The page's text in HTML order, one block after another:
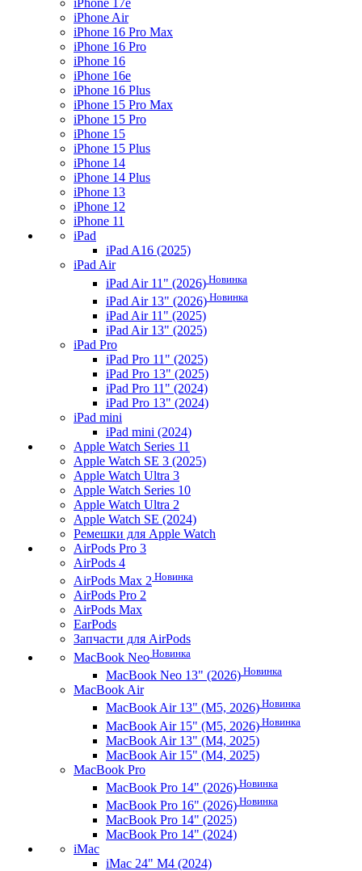
iPhone 17e
iPhone Air
iPhone 16 Pro Max
iPhone 16 Pro
iPhone 16
iPhone 16e
iPhone 16 Plus
iPhone 15 Pro Max
iPhone 15 Pro
iPhone 15
iPhone 15 Plus
iPhone 14
iPhone 14 Plus
iPhone 13
iPhone 12
iPhone 11
iPad
iPad A16 (2025)
iPad Air
iPad Air 11" (2026) Новинка
iPad Air 13" (2026) Новинка
iPad Air 11" (2025)
iPad Air 13" (2025)
iPad Pro
iPad Pro 11" (2025)
iPad Pro 13" (2025)
iPad Pro 11" (2024)
iPad Pro 13" (2024)
iPad mini
iPad mini (2024)
Apple Watch Series 11
Apple Watch SE 3 (2025)
Apple Watch Ultra 3
Apple Watch Series 10
Apple Watch Ultra 2
Apple Watch SE (2024)
Ремешки для Apple Watch
AirPods Pro 3
AirPods 4
AirPods Max 2 Новинка
AirPods Pro 2
AirPods Max
EarPods
Запчасти для AirPods
MacBook Neo Новинка
MacBook Neo 13" (2026) Новинка
MacBook Air
MacBook Air 13" (M5, 2026) Новинка
MacBook Air 15" (M5, 2026) Новинка
MacBook Air 13" (M4, 2025)
MacBook Air 15" (M4, 2025)
MacBook Pro
MacBook Pro 14" (2026) Новинка
MacBook Pro 16" (2026) Новинка
MacBook Pro 14" (2025)
MacBook Pro 14" (2024)
iMac
iMac 24" M4 (2024)